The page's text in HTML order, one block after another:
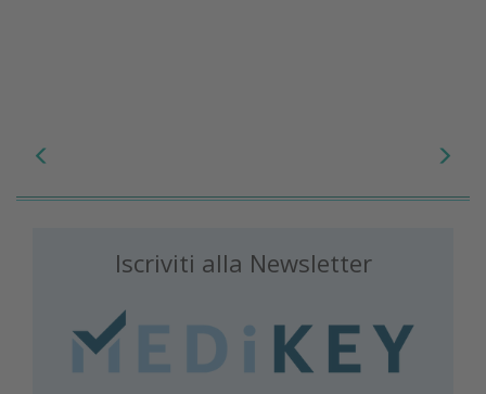
Iscriviti alla Newsletter